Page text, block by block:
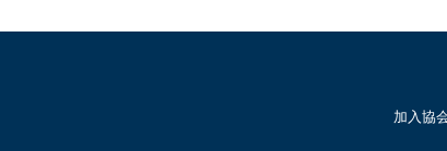
加入協